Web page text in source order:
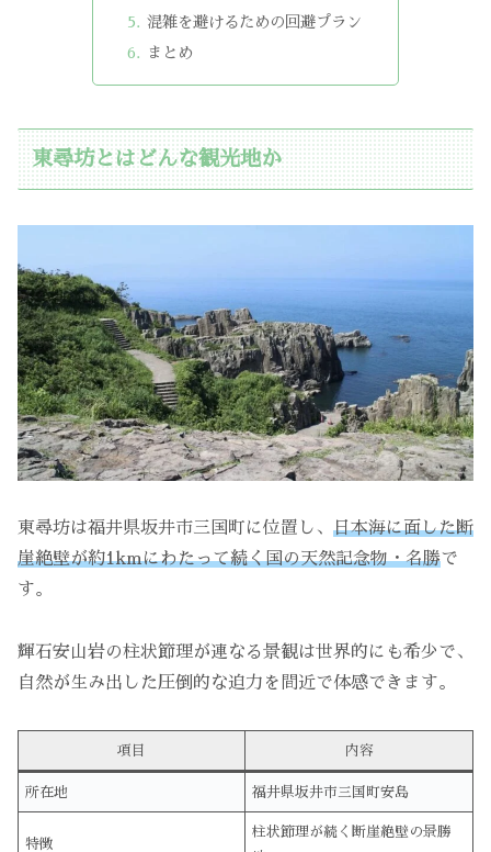
混雑を避けるための回避プラン
まとめ
東尋坊とはどんな観光地か
東尋坊は福井県坂井市三国町に位置し、 日本海に面した断
崖絶壁が約1kmにわたって続く国の天然記念物・名勝で
す。
輝石安山岩の柱状節理が連なる景観は世界的にも希少で、
自然が生み出した圧倒的な迫力を間近で体感できます。
項目 内容
所在地 福井県坂井市三国町安島
特徴
柱状節理が続く断崖絶壁の景勝